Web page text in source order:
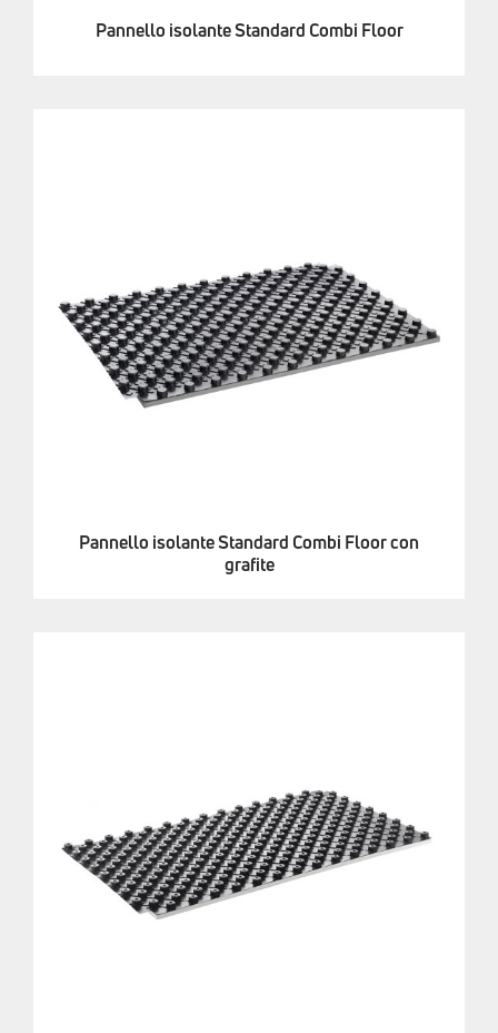
Pannello isolante Standard Combi Floor
Pannello isolante Standard Combi Floor con
grafite